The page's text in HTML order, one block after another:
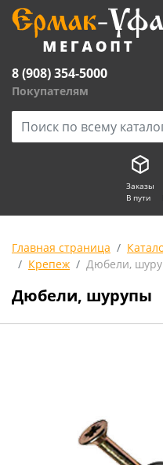
8 (908) 354-5000
Покупателям
Заказы
В пути
Главная страница
Крепеж
Дюбели,
Дюбели, шурупы